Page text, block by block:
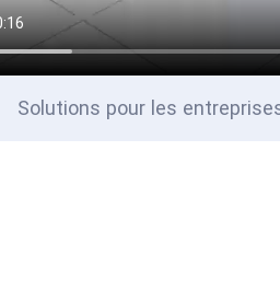
Solutions pour les